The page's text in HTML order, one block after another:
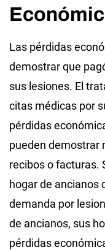
Las pérdidas
demostrar que
sus lesiones. El
citas médicas por
pérdidas
pueden demostrar
recibos o facturas.
hogar de ancianos
demanda por
de ancianos, sus
pérdidas